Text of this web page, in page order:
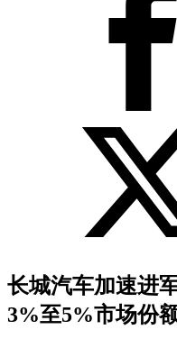
长城汽车加速进
3%至5%市场份